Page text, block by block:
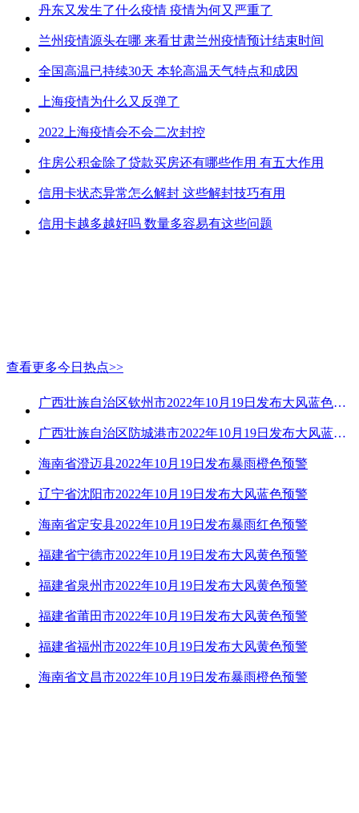
丹东又发生了什么疫情 疫情为何又严重了
兰州疫情源头在哪 来看甘肃兰州疫情预计结束时间
全国高温已持续30天 本轮高温天气特点和成因
上海疫情为什么又反弹了
2022上海疫情会不会二次封控
住房公积金除了贷款买房还有哪些作用 有五大作用
信用卡状态异常怎么解封 这些解封技巧有用
信用卡越多越好吗 数量多容易有这些问题
查看更多今日热点>>
广西壮族自治区钦州市2022年10月19日发布大风蓝色预警
广西壮族自治区防城港市2022年10月19日发布大风蓝色预警
海南省澄迈县2022年10月19日发布暴雨橙色预警
辽宁省沈阳市2022年10月19日发布大风蓝色预警
海南省定安县2022年10月19日发布暴雨红色预警
福建省宁德市2022年10月19日发布大风黄色预警
福建省泉州市2022年10月19日发布大风黄色预警
福建省莆田市2022年10月19日发布大风黄色预警
福建省福州市2022年10月19日发布大风黄色预警
海南省文昌市2022年10月19日发布暴雨橙色预警